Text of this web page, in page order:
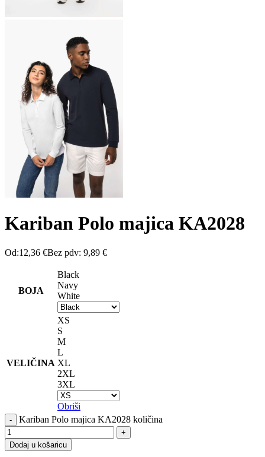
Kariban Polo majica KA2028
Od:12,36 €Bez pdv: 9,89 €
BOJA
Black
Navy
White
VELIČINA
XS
S
M
L
XL
2XL
3XL
Obriši
Kariban Polo majica KA2028 količina
Dodaj u košaricu